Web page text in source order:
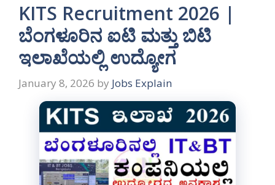
KITS Recruitment 2026 |
ಬೆಂಗಳೂರಿನ ಐಟಿ ಮತ್ತು ಬಿಟಿ
ಇಲಾಖೆಯಲ್ಲಿ ಉದ್ಯೋಗ
January 8, 2026 by Jobs Explain